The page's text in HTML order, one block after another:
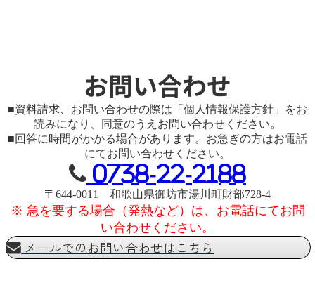
お問い合わせ
■資料請求、お問い合わせの際は「個人情報保護方針」をお
読みになり、同意のうえお問い合わせください。
■回答に時間がかかる場合があります。お急ぎの方はお電話
にてお問い合わせください。
 0738-22-2188
〒644-0011 和歌山県御坊市湯川町財部728-4
※ 急を要する場合（発熱など）は、お電話にてお問
い合わせください。
メールでのお問い合わせはこちら